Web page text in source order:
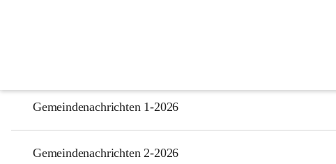
Gemeindenachrichten 1-2026
Gemeindenachrichten 2-2026